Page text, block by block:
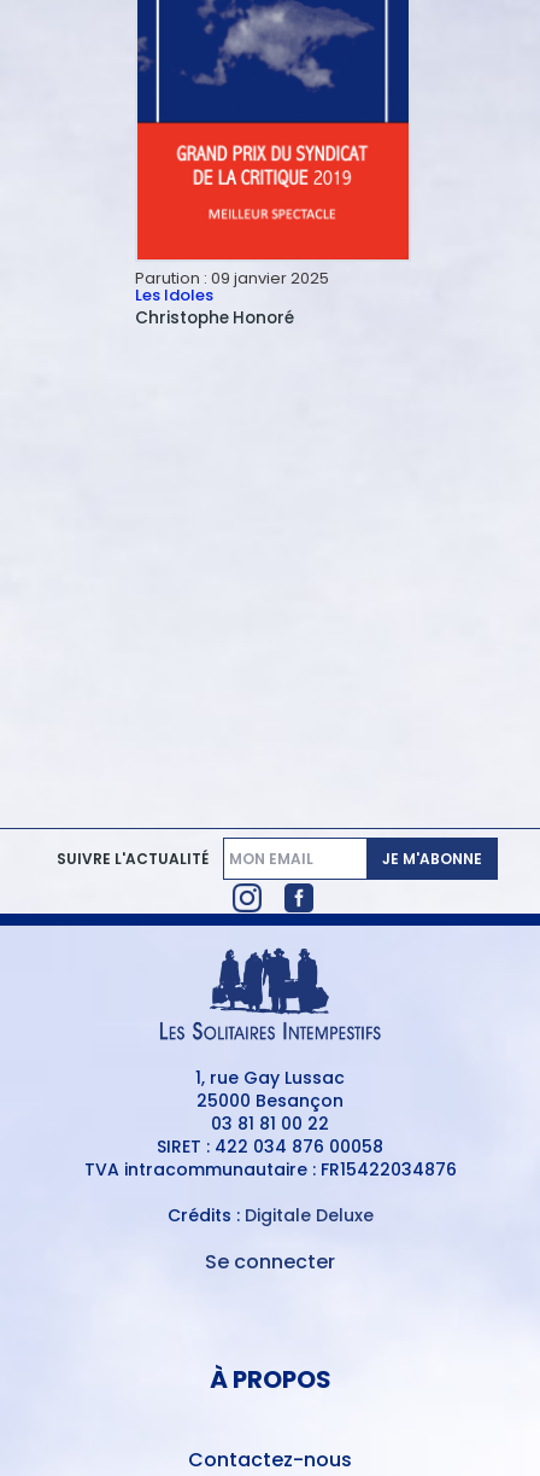
Parution : 09 janvier 2025
Les Idoles
Christophe Honoré
SUIVRE L'ACTUALITÉ JE M'ABONNE
1, rue Gay Lussac
25000 Besançon
03 81 81 00 22
SIRET : 422 034 876 00058
TVA intracommunautaire : FR15422034876
Crédits : Digitale Deluxe
Se connecter
À PROPOS
Contactez-nous